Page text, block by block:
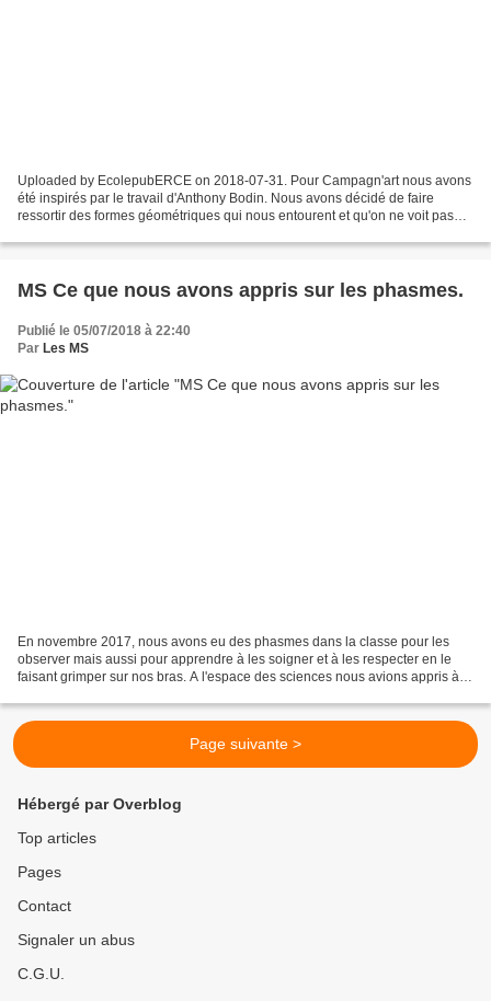
Uploaded by EcolepubERCE on 2018-07-31. Pour Campagn'art nous avons
été inspirés par le travail d'Anthony Bodin. Nous avons décidé de faire
ressortir des formes géométriques qui nous entourent et qu'on ne voit pas
MS Ce que nous avons appris sur les phasmes.
Publié le 05/07/2018 à 22:40
Par Les MS
En novembre 2017, nous avons eu des phasmes dans la classe pour les
observer mais aussi pour apprendre à les soigner et à les respecter en le
faisant grimper sur nos bras. A l'espace des sciences nous avions appris à
Page suivante >
Hébergé par Overblog
Top articles
Pages
Contact
Signaler un abus
C.G.U.